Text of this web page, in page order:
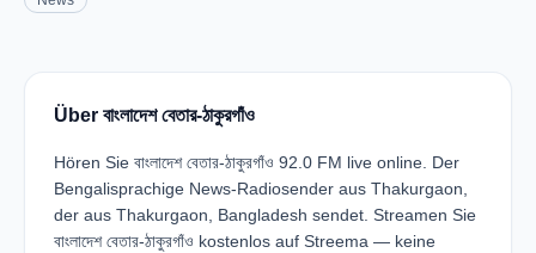
Über বাংলাদেশ বেতার-ঠাকুরগাঁও
Hören Sie বাংলাদেশ বেতার-ঠাকুরগাঁও 92.0 FM live online. Der
Bengalisprachige News-Radiosender aus Thakurgaon,
der aus Thakurgaon, Bangladesh sendet. Streamen Sie
বাংলাদেশ বেতার-ঠাকুরগাঁও kostenlos auf Streema — keine